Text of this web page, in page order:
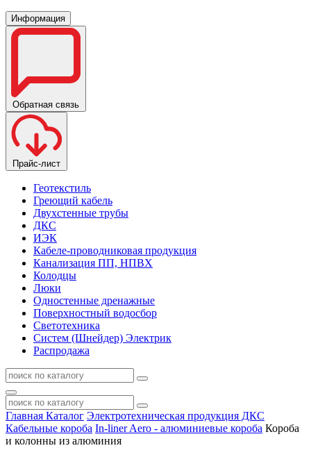
Информация
Обратная связь
Прайс-лист
Геотекстиль
Греющий кабель
Двухстенные трубы
ДКС
ИЭК
Кабеле-проводниковая продукция
Канализация ПП, НПВХ
Колодцы
Люки
Одностенные дренажные
Поверхностный водосбор
Светотехника
Систем (Шнейдер) Электрик
Распродажа
Главная Каталог Электротехническая продукция ДКС
Кабельные короба In-liner Aero - алюминиевые короба Короба
и колонны из алюминия